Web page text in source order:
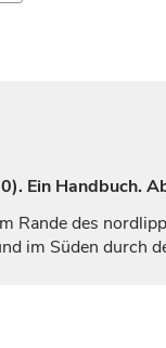
Ein Handbuch.
Rande des
im Süden durch